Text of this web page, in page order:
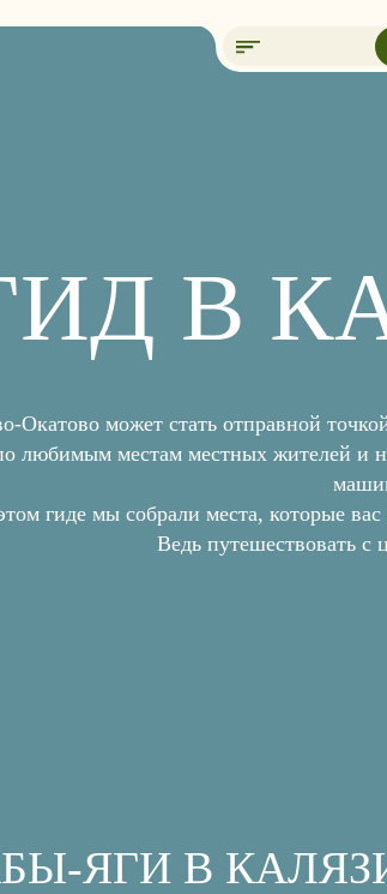
100%
Загрузка сайта
ОТЕЛЬ. ТИШИНА.
В
Окатово может стать отправной
любимым местам местных жителей и
гиде мы собрали места, которые
Ведь путешествовать с
ЯГИ В